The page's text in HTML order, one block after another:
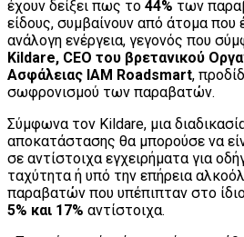
έχουν δείξει πως το 44% των
είδους, συμβαίνουν από άτομα που
ανάλογη ενέργεια, γεγονός που
Kildare, CEO του βρετανικού
Ασφάλειας ΙΑΜ Roadsmart,
σωφρονισμού των παραβατών.
Σύμφωνα τον Kildare, μια
αποκατάστασης θα μπορούσε να
σε αντίστοιχα εγχειρήματα για
ταχύτητα ή υπό την επήρεια
παραβατών που υπέπιπταν στο
5% και 17% αντίστοιχα.